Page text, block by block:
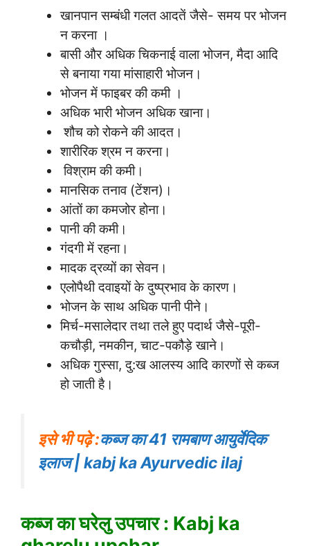
खानपान सम्बंधी गलत आदतें जैसे- समय पर भोजन
न करना ।
बासी और अधिक चिकनाई वाला भोजन, मैदा आदि
से बनाया गया मांसाहारी भोजन।
भोजन में फाइबर की कमी ।
अधिक भारी भोजन अधिक खाना।
शौच को रोकने की आदत।
शारीरिक श्रम न करना।
विश्राम की कमी।
मानसिक तनाव (टेंशन)।
आंतों का कमजोर होना।
पानी की कमी।
गंदगी में रहना।
मादक द्रव्यों का सेवन।
एलोपैथी दवाइयों के दुष्प्रभाव के कारण।
भोजन के साथ अधिक पानी पीने।
मिर्च-मसालेदार तथा तले हुए पदार्थ जैसे-पूरी-
कचौड़ी, नमकीन, चाट-पकौड़े खाने।
अधिक गुस्सा, दु:ख आलस्य आदि कारणों से कब्ज
हो जाती है।
इसे भी पढ़े :कब्ज का 41 रामबाण आयुर्वेदिक
इलाज | kabj ka Ayurvedic ilaj
कब्ज का घरेलु उपचार : Kabj ka